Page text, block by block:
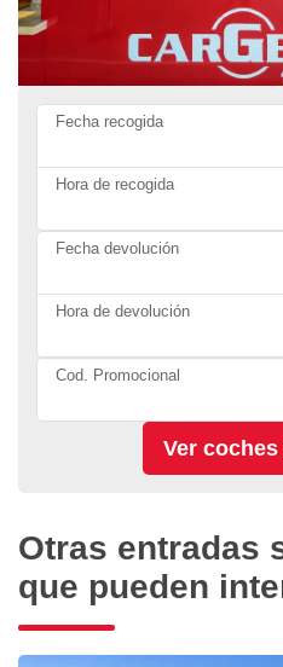
Fecha recogida
Hora de recogida
Fecha devolución
Hora de devolución
Cod. Promocional
Otras entradas
que pueden